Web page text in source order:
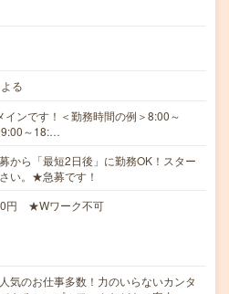
る
インです！＜勤務時間の例＞8:00～
～18:…
ら「最短2日後」に勤務OK！スター
い。★急募です！
円 ★Wワーク不可
気のお仕事多数！力のいらないカンタ